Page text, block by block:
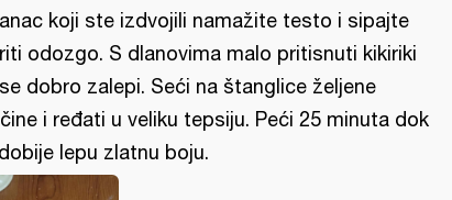
koji ste izdvojili namažite testo i sipajte
odozgo. S dlanovima malo pritisnuti kikiriki
dobro zalepi. Seći na štanglice željene
i ređati u veliku tepsiju. Peći 25 minuta dok
lepu zlatnu boju.